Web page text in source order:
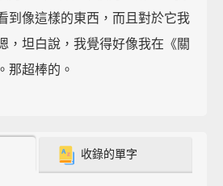
到像這樣的東西，而且對於它我
，坦白說，我覺得好像我在《關
那超棒的。
收錄的單字